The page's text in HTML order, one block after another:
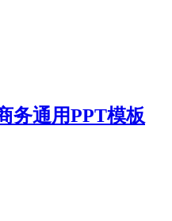
务通用PPT模板